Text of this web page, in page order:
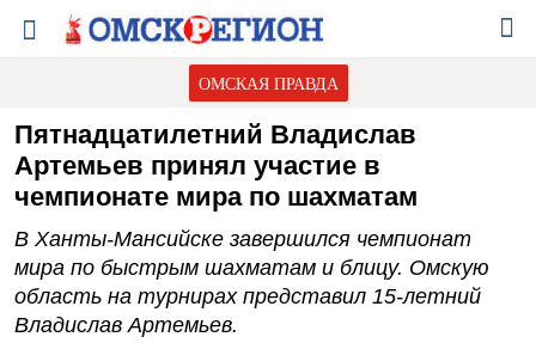
ОМСКАЯ ПРАВДА
Пятнадцатилетний Владислав
Артемьев принял участие в
чемпионате мира по шахматам
В Ханты-Мансийске завершился чемпионат
мира по быстрым шахматам и блицу. Омскую
область на турнирах представил 15-летний
Владислав Артемьев.